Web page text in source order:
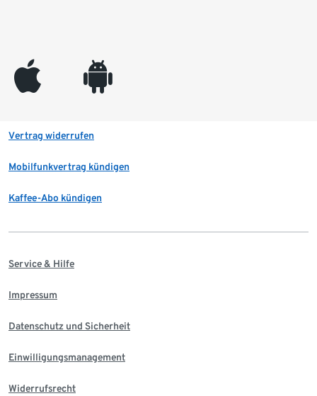
appleinc android
Vertrag widerrufen
Mobilfunkvertrag kündigen
Kaffee-Abo kündigen
Service & Hilfe
Impressum
Datenschutz und Sicherheit
Einwilligungsmanagement
Widerrufsrecht